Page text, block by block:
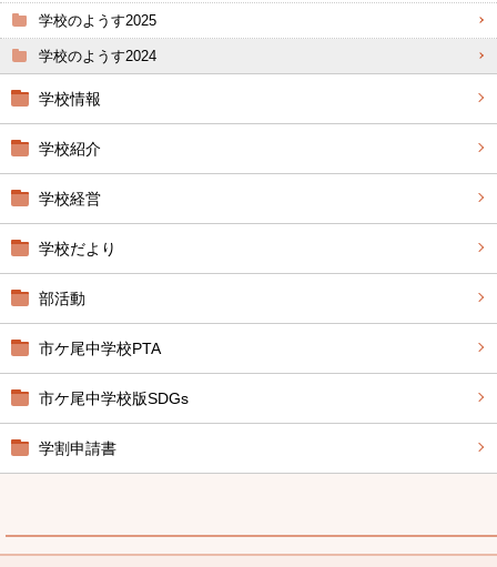
学校のようす2025
学校のようす2024
学校情報
学校紹介
学校経営
学校だより
部活動
市ケ尾中学校PTA
市ケ尾中学校版SDGs
学割申請書